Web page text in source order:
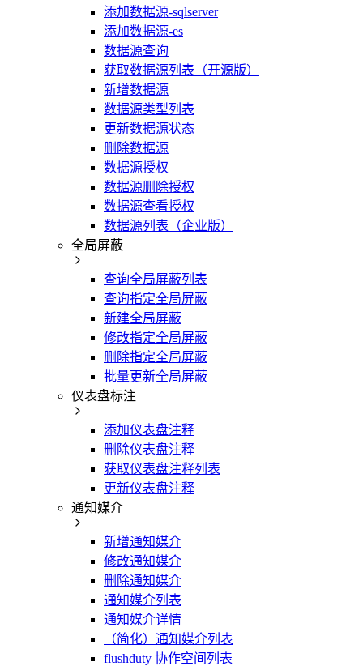
添加数据源-sqlserver
添加数据源-es
数据源查询
获取数据源列表（开源版）
新增数据源
数据源类型列表
更新数据源状态
删除数据源
数据源授权
数据源删除授权
数据源查看授权
数据源列表（企业版）
全局屏蔽
查询全局屏蔽列表
查询指定全局屏蔽
新建全局屏蔽
修改指定全局屏蔽
删除指定全局屏蔽
批量更新全局屏蔽
仪表盘标注
添加仪表盘注释
删除仪表盘注释
获取仪表盘注释列表
更新仪表盘注释
通知媒介
新增通知媒介
修改通知媒介
删除通知媒介
通知媒介列表
通知媒介详情
（简化）通知媒介列表
flushduty 协作空间列表